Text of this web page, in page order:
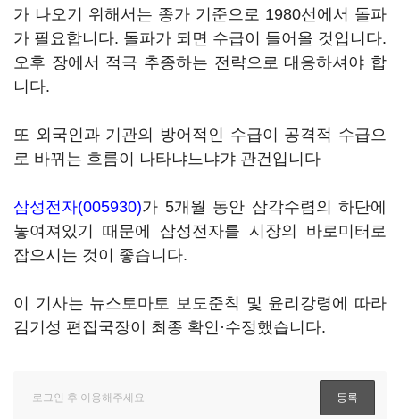
가 나오기 위해서는 종가 기준으로 1980선에서 돌파
가 필요합니다. 돌파가 되면 수급이 들어올 것입니다.
오후 장에서 적극 추종하는 전략으로 대응하셔야 합
니다.
또 외국인과 기관의 방어적인 수급이 공격적 수급으
로 바뀌는 흐름이 나타냐느냐갸 관건입니다
삼성전자(005930)가 5개월 동안 삼각수렴의 하단에
놓여져있기 때문에 삼성전자를 시장의 바로미터로
잡으시는 것이 좋습니다.
이 기사는 뉴스토마토 보도준칙 및 윤리강령에 따라
김기성 편집국장이 최종 확인·수정했습니다.